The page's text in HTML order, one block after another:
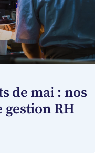
de mai : nos
gestion RH